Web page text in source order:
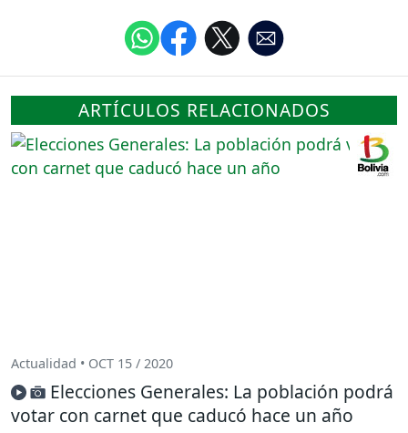
ARTÍCULOS RELACIONADOS
Actualidad • OCT 15 / 2020
Elecciones Generales: La población podrá
votar con carnet que caducó hace un año